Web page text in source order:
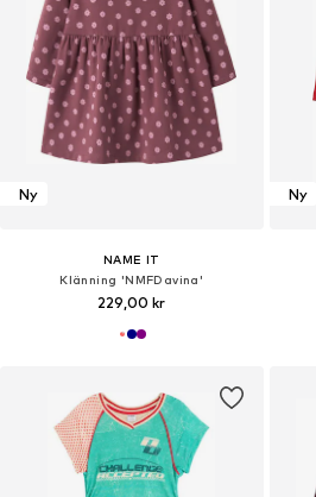
Ny
NAME IT
Klänning 'NMFDavina'
229,00 kr
Ny